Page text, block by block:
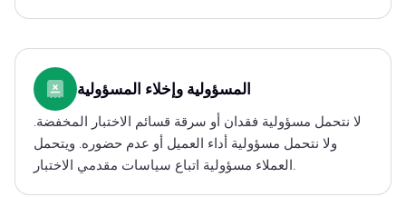
المسؤولية وإخلاء المسؤولية
لا نتحمل مسؤولية فقدان أو سرقة قسائم الاختبار المخفضة.
ولا نتحمل مسؤولية أداء العميل أو عدم حضوره. ويتحمل
العملاء مسؤولية اتباع سياسات مقدمي الاختبار.